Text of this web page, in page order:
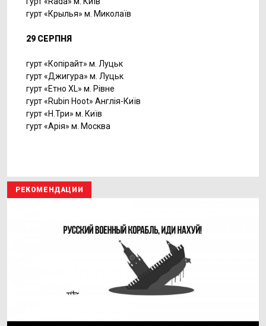
гурт «Крылья» м. Миколаїв
29 СЕРПНЯ
гурт «Копірайт» м. Луцьк
гурт «Джигура» м. Луцьк
гурт «Етно XL» м. Рівне
гурт «Rubin Hoot» Англія-Київ
гурт «Н.Три» м. Київ
гурт «Арія» м. Москва
РЕКОМЕНДАЦИИ